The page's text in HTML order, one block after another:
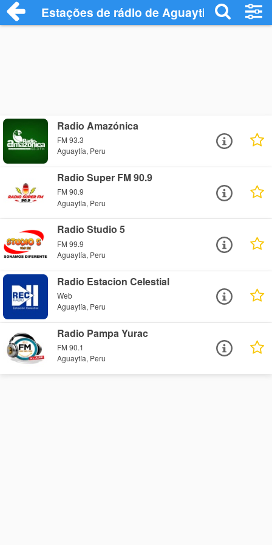
Estações de rádio de Aguaytía - Ouça
Radio Amazónica
FM 93.3
Aguaytía, Peru
Radio Super FM 90.9
FM 90.9
Aguaytía, Peru
Radio Studio 5
FM 99.9
Aguaytía, Peru
Radio Estacion Celestial
Web
Aguaytía, Peru
Radio Pampa Yurac
FM 90.1
Aguaytía, Peru